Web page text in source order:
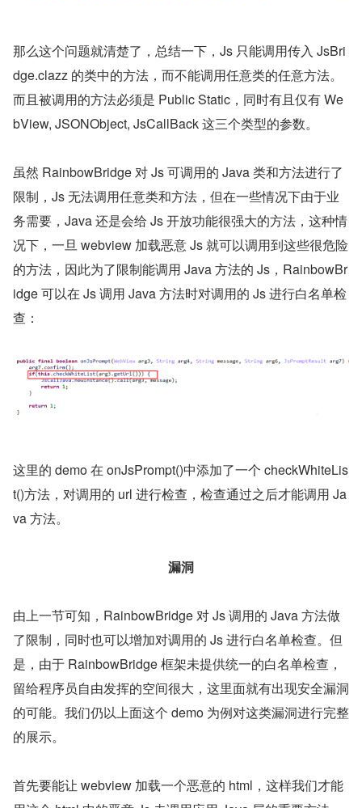
那么这个问题就清楚了，总结一下，Js 只能调用传入 JsBri
dge.clazz 的类中的方法，而不能调用任意类的任意方法。
而且被调用的方法必须是 Public Static，同时有且仅有 We
bView, JSONObject, JsCallBack 这三个类型的参数。
虽然 RainbowBridge 对 Js 可调用的 Java 类和方法进行了
限制，Js 无法调用任意类和方法，但在一些情况下由于业
务需要，Java 还是会给 Js 开放功能很强大的方法，这种情
况下，一旦 webview 加载恶意 Js 就可以调用到这些很危险
的方法，因此为了限制能调用 Java 方法的 Js，RainbowBr
idge 可以在 Js 调用 Java 方法时对调用的 Js 进行白名单检
查：
这里的 demo 在 onJsPrompt()中添加了一个 checkWhiteLis
t()方法，对调用的 url 进行检查，检查通过之后才能调用 Ja
va 方法。
漏洞
由上一节可知，RainbowBridge 对 Js 调用的 Java 方法做
了限制，同时也可以增加对调用的 Js 进行白名单检查。但
是，由于 RainbowBridge 框架未提供统一的白名单检查，
留给程序员自由发挥的空间很大，这里面就有出现安全漏洞
的可能。我们仍以上面这个 demo 为例对这类漏洞进行完整
的展示。
首先要能让 webview 加载一个恶意的 html，这样我们才能